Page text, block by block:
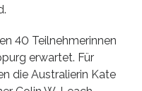
40 Teilnehmerinnen
erwartet. Für
die Australierin Kate